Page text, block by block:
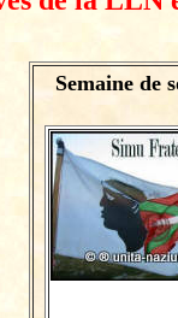
Semaine de